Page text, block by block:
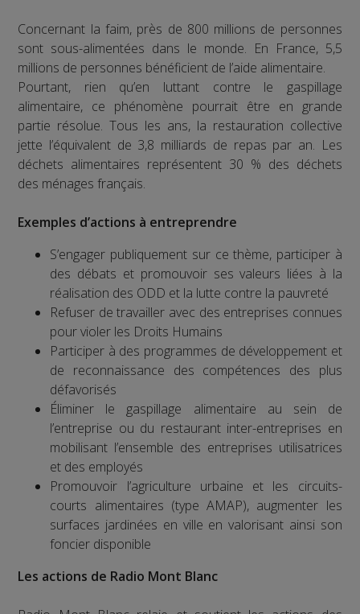
Concernant la faim, près de 800 millions de personnes
sont sous-alimentées dans le monde. En France, 5,5
millions de personnes bénéficient de l’aide alimentaire.
Pourtant, rien qu’en luttant contre le gaspillage
alimentaire, ce phénomène pourrait être en grande
partie résolue. Tous les ans, la restauration collective
jette l’équivalent de 3,8 milliards de repas par an. Les
déchets alimentaires représentent 30 % des déchets
des ménages français.
Exemples d’actions à entreprendre
S’engager publiquement sur ce thème, participer à
des débats et promouvoir ses valeurs liées à la
réalisation des ODD et la lutte contre la pauvreté
Refuser de travailler avec des entreprises connues
pour violer les Droits Humains
Participer à des programmes de développement et
de reconnaissance des compétences des plus
défavorisés
Éliminer le gaspillage alimentaire au sein de
l’entreprise ou du restaurant inter-entreprises en
mobilisant l’ensemble des entreprises utilisatrices
et des employés
Promouvoir l’agriculture urbaine et les circuits-
courts alimentaires (type AMAP), augmenter les
surfaces jardinées en ville en valorisant ainsi son
foncier disponible
Les actions de Radio Mont Blanc